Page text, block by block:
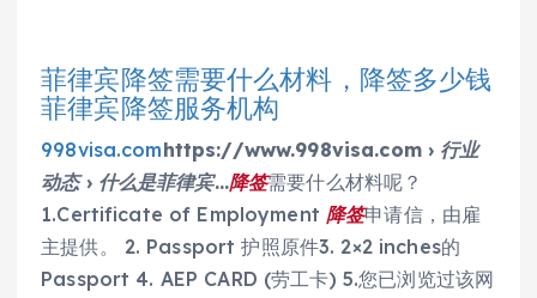
菲律宾降签需要什么材料，降签多少钱
菲律宾降签服务机构
998visa.comhttps://www.998visa.com › 行业
动态 › 什么是菲律宾…降签需要什么材料呢？
1.Certificate of Employment 降签申请信，由雇
主提供。 2. Passport 护照原件3. 2×2 inches的
Passport 4. AEP CARD (劳工卡) 5.您已浏览过该网